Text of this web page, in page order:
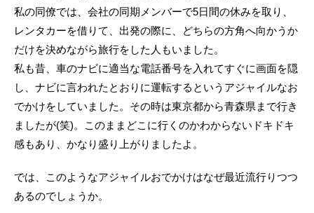
私の同僚では、会社の同期メンバーで5日間の休みを取り、
レンタカーを借りて、出発の際に、どちらの方角へ向かうか
だけを決めながら旅行をした人もいました。
私も昔、車のナビに適当な電話番号を入れてすぐに画面を隠
し、ナビに言われたとおりに運転するというアジャイルなお
でかけをしていました。その時は東京都から青森県まで行き
ましたが(笑)。このままどこに行くのかわからないドキドキ
感もあり、かなり盛り上がりましたよ。
では、このようなアジャイルおでかけはなぜ最近流行りつつ
あるのでしょうか。